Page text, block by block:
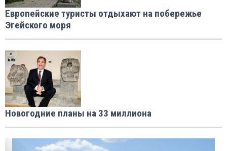
Европейские туристы отдыхают на побережье
Эгейского моря
Новогодние планы на 33 миллиона